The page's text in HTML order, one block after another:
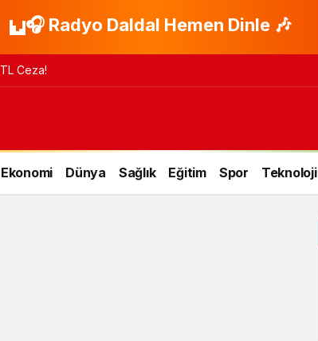
🎧 Radyo Daldal Hemen Dinle 🎶
Ceza!
Ekonomi Dünya Sağlık Eğitim Spor Teknoloji